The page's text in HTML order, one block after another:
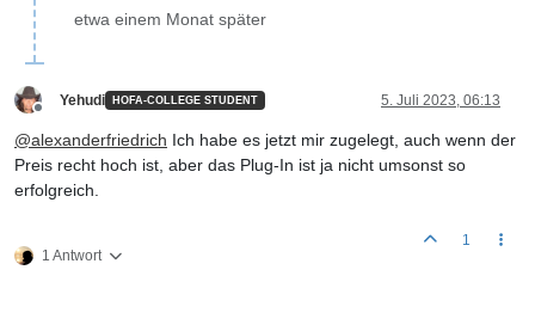
etwa einem Monat später
Yehudi HOFA-COLLEGE STUDENT 5. Juli 2023, 06:13
@alexanderfriedrich Ich habe es jetzt mir zugelegt, auch wenn der
Preis recht hoch ist, aber das Plug-In ist ja nicht umsonst so
erfolgreich.
1 Antwort
1